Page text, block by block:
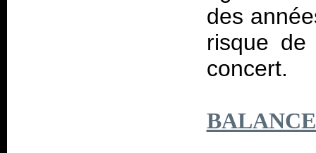
des
risque de
concert.